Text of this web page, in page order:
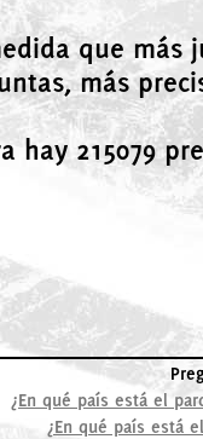
que más
más
hay 215079
¿En qué país está el
¿En qué país está